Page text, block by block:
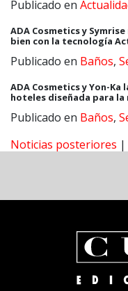
Publicado en
ADA Cosmetics y
bien con la tecnología
Publicado en Baños,
ADA Cosmetics y Yon-
hoteles diseñada para la
Publicado en Baños,
Noticias posteriores |